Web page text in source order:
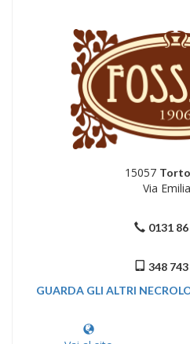
15057
Via
0131
348
GUARDA GLI ALTRI